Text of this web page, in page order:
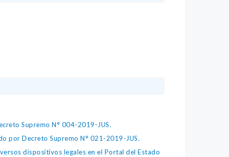
Supremo N° 004-2019-JUS.
por Decreto Supremo N° 021-2019-JUS.
dispositivos legales en el Portal del Estado